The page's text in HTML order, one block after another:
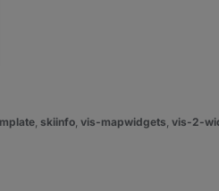
skiinfo vis-mapwidgets vis-2-